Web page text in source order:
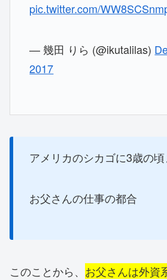
pic.twitter.com/
— 幾田 りら (@ikutalilas)
2017
アメリカのシカゴに3歳の
お父さんの仕事の都合
このことから、 お父さんは外資